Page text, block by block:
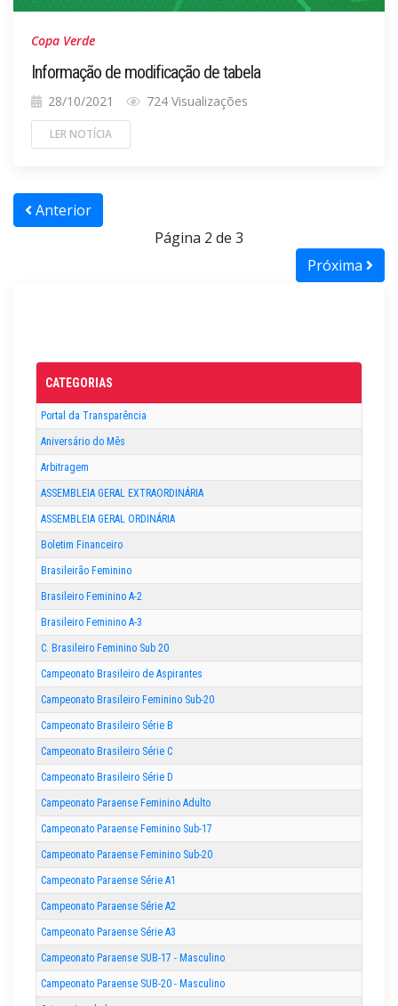
Copa Verde
Informação de modificação de tabela
28/10/2021 724 Visualizações
LER NOTÍCIA
Anterior
Página 2 de 3
Próxima
CATEGORIAS
Portal da Transparência
Aniversário do Mês
Arbitragem
ASSEMBLEIA GERAL EXTRAORDINÁRIA
ASSEMBLEIA GERAL ORDINÁRIA
Boletim Financeiro
Brasileirão Feminino
Brasileiro Feminino A-2
Brasileiro Feminino A-3
C. Brasileiro Feminino Sub 20
Campeonato Brasileiro de Aspirantes
Campeonato Brasileiro Feminino Sub-20
Campeonato Brasileiro Série B
Campeonato Brasileiro Série C
Campeonato Brasileiro Série D
Campeonato Paraense Feminino Adulto
Campeonato Paraense Feminino Sub-17
Campeonato Paraense Feminino Sub-20
Campeonato Paraense Série A1
Campeonato Paraense Série A2
Campeonato Paraense Série A3
Campeonato Paraense SUB-17 - Masculino
Campeonato Paraense SUB-20 - Masculino